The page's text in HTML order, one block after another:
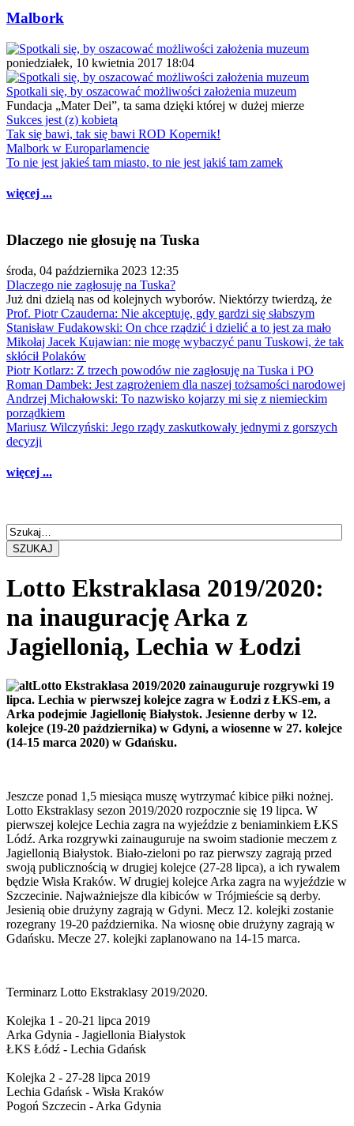
Malbork
poniedziałek, 10 kwietnia 2017 18:04
Spotkali się, by oszacować możliwości założenia muzeum
Fundacja „Mater Dei”, ta sama dzięki której w dużej mierze
Sukces jest (z) kobietą
Tak się bawi, tak się bawi ROD Kopernik!
Malbork w Europarlamencie
To nie jest jakieś tam miasto, to nie jest jakiś tam zamek
więcej ...
Dlaczego nie głosuję na Tuska
środa, 04 października 2023 12:35
Dlaczego nie zagłosuję na Tuska?
Już dni dzielą nas od kolejnych wyborów. Niektórzy twierdzą, że
Prof. Piotr Czauderna: Nie akceptuję, gdy gardzi się słabszym
Stanisław Fudakowski: On chce rządzić i dzielić a to jest za mało
Mikołaj Jacek Kujawian: nie mogę wybaczyć panu Tuskowi, że tak
skłócił Polaków
Piotr Kotlarz: Z trzech powodów nie zagłosuję na Tuska i PO
Roman Dambek: Jest zagrożeniem dla naszej tożsamości narodowej
Andrzej Michałowski: To nazwisko kojarzy mi się z niemieckim
porządkiem
Mariusz Wilczyński: Jego rządy zaskutkowały jednymi z gorszych
decyzji
więcej ...
SZUKAJ
Lotto Ekstraklasa 2019/2020:
na inaugurację Arka z
Jagiellonią, Lechia w Łodzi
Lotto Ekstraklasa 2019/2020 zainauguruje rozgrywki 19
lipca. Lechia w pierwszej kolejce zagra w Łodzi z ŁKS-em, a
Arka podejmie Jagiellonię Białystok. Jesienne derby w 12.
kolejce (19-20 października) w Gdyni, a wiosenne w 27. kolejce
(14-15 marca 2020) w Gdańsku.
Jeszcze ponad 1,5 miesiąca muszę wytrzymać kibice piłki nożnej.
Lotto Ekstraklasy sezon 2019/2020 rozpocznie się 19 lipca. W
pierwszej kolejce Lechia zagra na wyjeździe z beniaminkiem ŁKS
Lódź. Arka rozgrywki zainauguruje na swoim stadionie meczem z
Jagiellonią Białystok. Biało-zieloni po raz pierwszy zagrają przed
swoją publicznością w drugiej kolejce (27-28 lipca), a ich rywalem
będzie Wisła Kraków. W drugiej kolejce Arka zagra na wyjeździe w
Szczecinie. Najważniejsze dla kibiców w Trójmieście są derby.
Jesienią obie drużyny zagrają w Gdyni. Mecz 12. kolejki zostanie
rozegrany 19-20 października. Na wiosnę obie drużyny zagrają w
Gdańsku. Mecze 27. kolejki zaplanowano na 14-15 marca.
Terminarz Lotto Ekstraklasy 2019/2020.
Kolejka 1 - 20-21 lipca 2019
Arka Gdynia - Jagiellonia Białystok
ŁKS Łódź - Lechia Gdańsk
Kolejka 2 - 27-28 lipca 2019
Lechia Gdańsk - Wisła Kraków
Pogoń Szczecin - Arka Gdynia